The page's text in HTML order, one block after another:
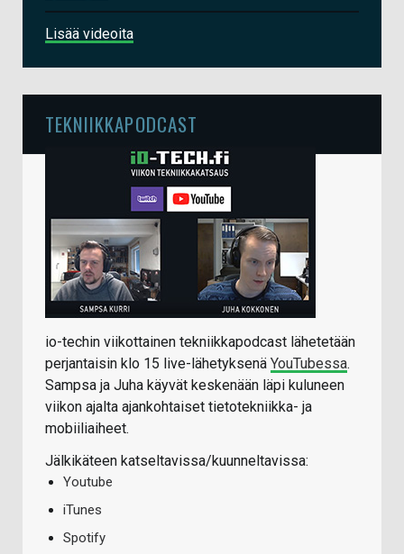
Lisää videoita
TEKNIIKKAPODCAST
io-techin viikottainen tekniikkapodcast lähetetään
perjantaisin klo 15 live-lähetyksenä YouTubessa.
Sampsa ja Juha käyvät keskenään läpi kuluneen
viikon ajalta ajankohtaiset tietotekniikka- ja
mobiiliaiheet.
Jälkikäteen katseltavissa/kuunneltavissa:
Youtube
iTunes
Spotify